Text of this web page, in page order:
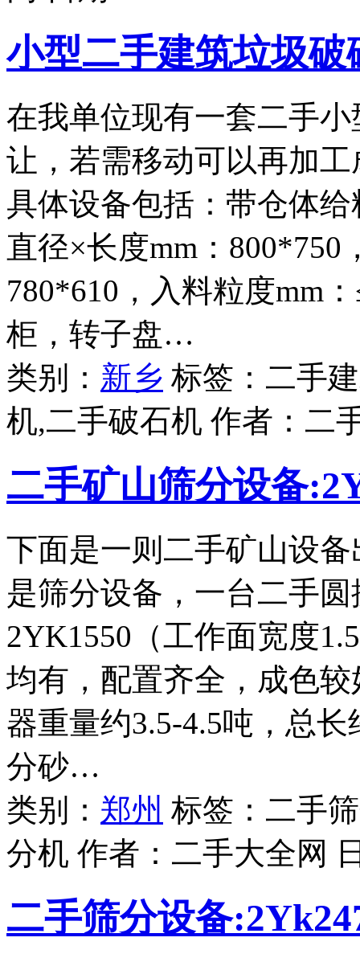
小型二手建筑垃圾破
在我单位现有一套二手
让，若需移动可以再加
具体设备包括：带仓体
直径×长度mm：
780*610，入料粒度mm
柜，转子盘…
类别： 新乡 标签：二手
机,二手破石机 作者： 二
二手矿山筛分设备
下面是一则二手矿山设
是筛分设备，一台二手
2YK1550（工作面宽度
均有，配置齐全，成色
器重量约3.5-4.5吨，总
分砂…
类别： 郑州 标签：二手
分机 作者： 二手大全网
二手筛分设备